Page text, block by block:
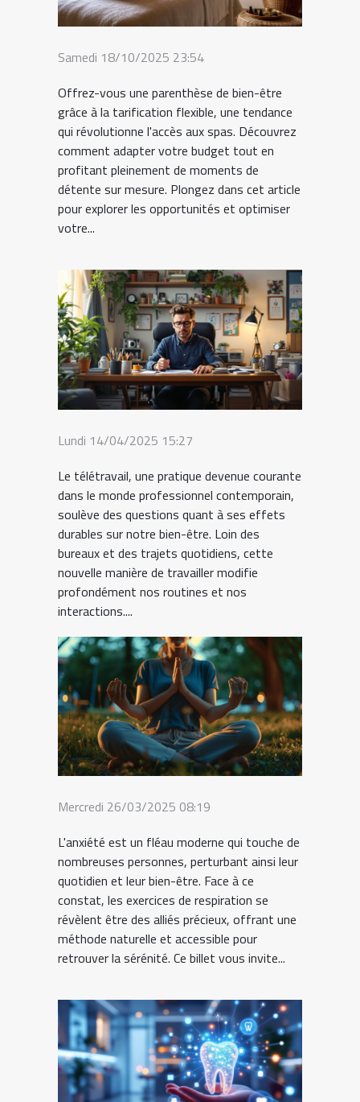
Samedi 18/10/2025 23:54
Offrez-vous une parenthèse de bien-être
grâce à la tarification flexible, une tendance
qui révolutionne l'accès aux spas. Découvrez
comment adapter votre budget tout en
profitant pleinement de moments de
détente sur mesure. Plongez dans cet article
pour explorer les opportunités et optimiser
votre...
Lundi 14/04/2025 15:27
Le télétravail, une pratique devenue courante
dans le monde professionnel contemporain,
soulève des questions quant à ses effets
durables sur notre bien-être. Loin des
bureaux et des trajets quotidiens, cette
nouvelle manière de travailler modifie
profondément nos routines et nos
interactions....
Mercredi 26/03/2025 08:19
L'anxiété est un fléau moderne qui touche de
nombreuses personnes, perturbant ainsi leur
quotidien et leur bien-être. Face à ce
constat, les exercices de respiration se
révèlent être des alliés précieux, offrant une
méthode naturelle et accessible pour
retrouver la sérénité. Ce billet vous invite...